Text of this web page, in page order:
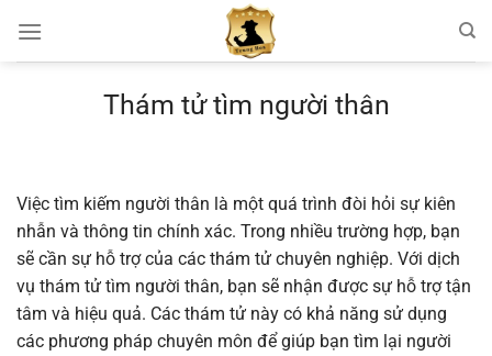
đến
nội
Thám tử tìm người thân
Việc tìm kiếm người thân là một quá trình đòi hỏi sự kiên
nhẫn và thông tin chính xác. Trong nhiều trường hợp, bạn
sẽ cần sự hỗ trợ của các thám tử chuyên nghiệp. Với dịch
vụ thám tử tìm người thân, bạn sẽ nhận được sự hỗ trợ tận
tâm và hiệu quả. Các thám tử này có khả năng sử dụng
các phương pháp chuyên môn để giúp bạn tìm lại người